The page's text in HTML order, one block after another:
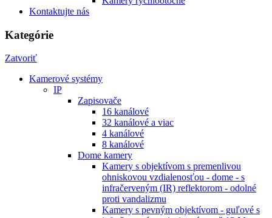
Kontaktujte nás
Kategórie
Zatvoriť
Kamerové systémy
IP
Zapisovače
16 kanálové
32 kanálové a viac
4 kanálové
8 kanálové
Dome kamery
Kamery s objektívom s premenlivou
ohniskovou vzdialenosťou - dome - s
infračerveným (IR) reflektorom - odolné
proti vandalizmu
Kamery s pevným objektívom - guľové s